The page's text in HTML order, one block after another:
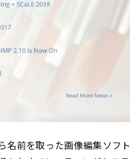
前を取った画像編集ソフト